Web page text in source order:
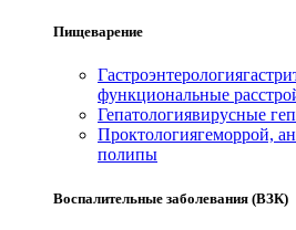
Пищеварение
Гастроэнтерология
функциональные
Гепатологиявирусные
Проктологиягеморрой,
полипы
Воспалительные заболевания (ВЗК)